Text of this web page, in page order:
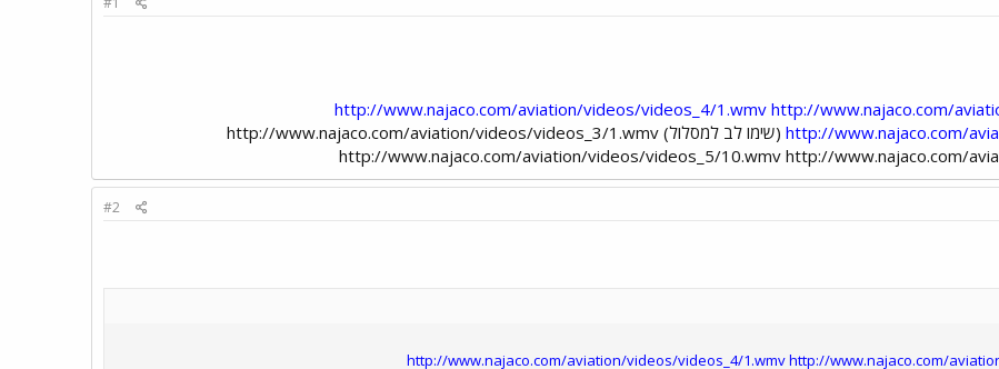
http://www.najaco.com/aviation/videos/videos_4/1.wmv http://www.najaco.com/
http://www.najaco.com/
(שימו לב למסלול) http://www.najaco.com/aviation/videos/videos_3/1.wmv
http://www.najaco.com/aviation/videos/videos_5/10.wmv http://www.najaco.com/
#2
http://www.najaco.com/aviation/videos/videos_4/1.wmvhttp://www.najaco.com/